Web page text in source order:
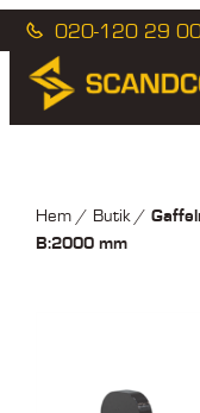
020-120 29
Hem/ Butik/
B:2000 mm